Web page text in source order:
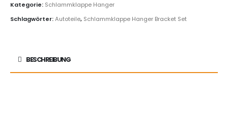
Kategorie: Schlammklappe Hanger
Schlagwörter:Autoteile, Schlammklappe Hanger Bracket Set
BESCHREIBUNG